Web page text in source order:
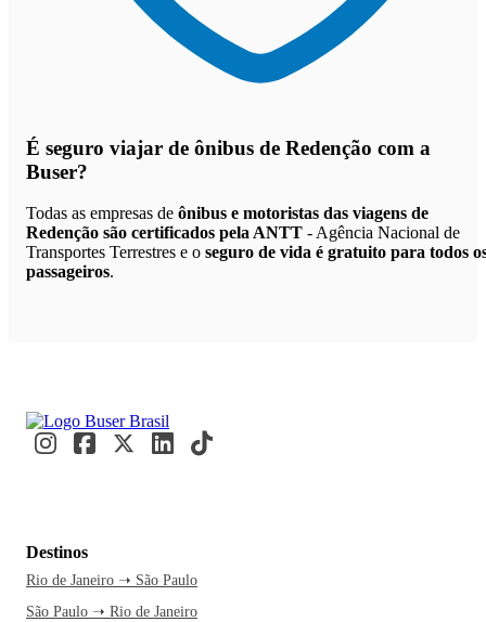
É seguro viajar de ônibus de Redenção com a
Buser?
Todas as empresas de ônibus e motoristas das viagens de
Redenção são certificados pela ANTT - Agência Nacional de
Transportes Terrestres e o seguro de vida é gratuito para todos
passageiros.
Destinos
Rio de Janeiro ➝ São Paulo
São Paulo ➝ Rio de Janeiro